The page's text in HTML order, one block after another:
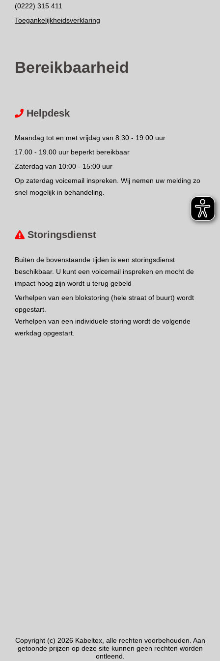
(0222) 315 411
Toegankelijkheidsverklaring
Bereikbaarheid
Helpdesk
Maandag tot en met vrijdag van 8:30 - 19:00 uur
17.00 - 19.00 uur beperkt bereikbaar
Zaterdag van 10:00 - 15:00 uur
Op zaterdag voicemail inspreken. Wij nemen uw melding zo
snel mogelijk in behandeling.
Storingsdienst
Buiten de bovenstaande tijden is een storingsdienst
beschikbaar. U kunt een voicemail inspreken en mocht de
impact hoog zijn wordt u terug gebeld
Verhelpen van een blokstoring (hele straat of buurt) wordt
opgestart.
Verhelpen van een individuele storing wordt de volgende
werkdag opgestart.
Copyright (c) 2026 Kabeltex, alle rechten voorbehouden. Aan
getoonde prijzen op deze site kunnen geen rechten worden
ontleend.